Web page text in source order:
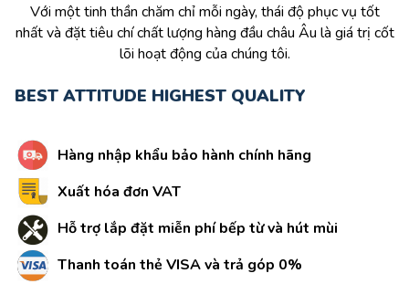
Với một tinh thần chăm chỉ mỗi ngày, thái độ phục vụ tốt
nhất và đặt tiêu chí chất lượng hàng đầu châu Âu là giá trị cốt
lõi hoạt động của chúng tôi.
BEST ATTITUDE HIGHEST QUALITY
Hàng nhập khẩu bảo hành chính hãng
Xuất hóa đơn VAT
Hỗ trợ lắp đặt miễn phí bếp từ và hút mùi
Thanh toán thẻ VISA và trả góp 0%